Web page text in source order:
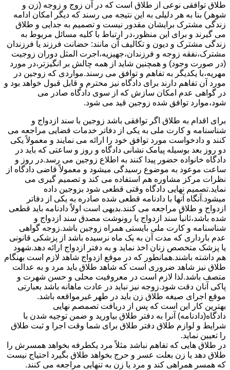
طلاق توافقی نوعی از طلاق است که در آن زوج و زوجه (زن و
شوهر) بنا به هر دلیلی به این نتیجه می رسند که دیگر امکان ادامه
زندگی مشترک برایشان مقدور نیست و تصمیم به جدایی و طلاق
می گیرند و برای این منظور،در ارتباط با کلیه مسائل مربوط به
زندگی مشترک و دیون و تکالیف آن مانند: حضانت فرزند یا فرزندان
مشترک،نفقه زوجه و فرزندان،جهیزیه،اجرت المثل دوران زوجیت
(در صورت وجود) و همچنین شاید از همه چالش بر انگیزتر،در مورد
مهریه،با یکدیگر به تفاهم و توافق می رسند.مواردی که زوجین در
مورد آن تفاهم دارند برای دادگاه نیز محترم و قابل قبول خواهد بود و
در گواهی عدم امکان سازش که از سوی دادگاه صادر می
شود،موارد توافق شده زوجین قید می شود.
برای اقدام به طلاق اگر توافقی باشد زوجین با سند ازدواج و
شناسنامه و کارت ملی به یکی از دفاتر خدمات قضایی مراجعه می
کنند و دادخواست مورد توافق خود را ارائه می نمایند و معمولاً یکی
دو روز بعد بوسیله پیامک نشانی دادگاه و روز و ساعتی که باید در
دادگاه خانواده حضور پیدا کنند به اطلاع زوجین می رسد.در روز و
ساعت موعود به موضوع رسیدگی میشود و معمولاً قاضی دادگاه از
نظرات مرکز مشاوره هم استفاده می کند و تصمیم گیری می
نماید.تصمیم نهایی دادگاه وقتی قطعی شود بزوجین داده
میشود.آنگاه آنها با دادنامه قطعی شده صادره به یکی از دفاتر
ازدواج و طلاق مراجعه می کنند.بدیهی است اولاً دادنامه باید قطعی
شده باشد،ثانیاً سند ازدواج یا رونوشت مصدق سند ازدواج و
شناسنامه و کارت ملی بایستی همراه زوجین باشد.زوجه گواهی
عدم بارداری که مدت آن به یک ماه نرسیده باشد از پزشکی قانونی
یا پزشک متخصص زنان اخذ نماید و به دفتر ازدواج ارائه دهد.شهود
هم داشته باشند.همانطور که در موقع ازدواج شاهد لازم است بهنگام
طلاق نیز شاهد ضروری است که شاهد طلاق باید مرد و به عدالت
متصف باشد.لذا لازم است در معروفیت محلی و حسن شهرت و
پاکی آنان دقت شود.زوجه نیز نباید در عادت ماهانه باشد بعبارتی
موقع اجرای صیغه طلاق زن باید در طهر غیرمواقعه باشد.
بهترین کار این است که پس از دریافت تصمصم نهایی
دادگاه(دادنامه) آنرا به دفتر طلاق بیاورید و ضمن توجیه شدن با
شرایط و لوازم طلاق دفتر طلاق برای شما وقت اجرا و ثبت طلاق
را تعیین نماید.
در طلاق هایی که تفاهم نباشد مثلاً مرد یکطرفه بخواهد همسرش را
طلاق دهد یا زن بعلت عسر و حرج بخواهد طلاق بگیرد احتیاج نیست
که همسر همراهی کند و مرد یا زن به تنهایی مراجعه می کنند.